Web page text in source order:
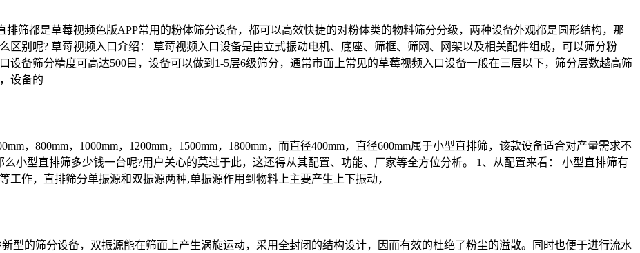
筛都是草莓视频色版APP常用的粉体筛分设备，都可以高效快捷的对粉体类的物料筛分分级，两种设备外观都是圆形结构，那
区别呢? 草莓视频入口介绍： 草莓视频入口设备是由立式振动电机、底座、筛框、筛网、网架以及相关配件组成，可以筛分粉
设备筛分精度可高达500目，设备可以做到1-5层6级筛分，通常市面上常见的草莓视频入口设备一般在三层以下，筛分层数越高筛
设备的
，800mm，1000mm，1200mm，1500mm，1800mm，而直径400mm，直径600mm属于小型直排筛，该款设备适合对产量需求不
小型直排筛多少钱一台呢?用户关心的莫过于此，这还得从其配置、功能、厂家等全方位分析。 1、从配置来看： 小型直排筛有
作，直排筛分单振源和双振源两种,单振源作用到物料上主要产生上下振动，
型的筛分设备，双振源能在筛面上产生涡旋运动，采用全封闭的结构设计，因而有效的杜绝了粉尘的溢散。同时也便于进行流水